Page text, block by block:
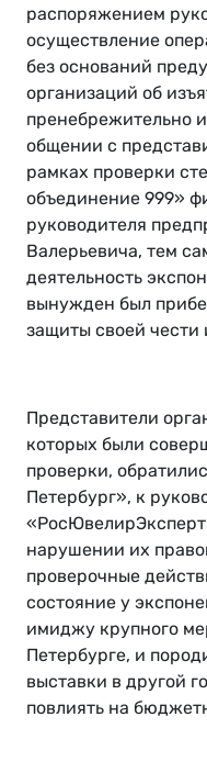
распоряжением
осуществление
без оснований
организаций об
пренебрежительно
общении с
рамках проверки
объединение 999»
руководителя
Валерьевича, тем
деятельность
вынужден был
защиты своей чести
Представители
которых были
проверки,
Петербург», к
нарушении их
проверочные
состояние у
имиджу крупного
Петербурге, и
выставки в другой
повлиять на